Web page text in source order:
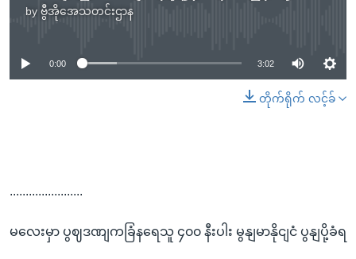
by ဗွီအိုအေသတင်းဌာန
No media source currently available
0:00 3:02
တိုက်ရိုက် လင့်ခ်
.......................
မလေးမှာ ပွဈဒဏျကခြံနရေသူ ၄၀၀ နီးပါး မွနျမာနိုငျငံ ပွနျပို့ခံရ